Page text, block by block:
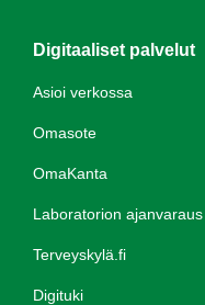
Digitaaliset palvelut
Asioi verkossa
Omasote
OmaKanta
Laboratorion ajanvaraus
Terveyskylä.fi
Digituki